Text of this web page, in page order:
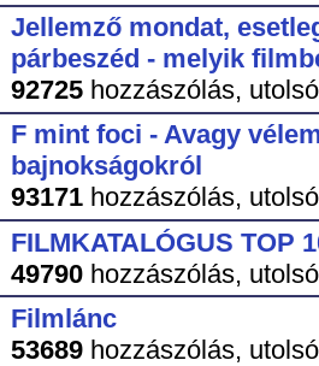
Jellemző mondat,
párbeszéd - melyik
92725hozzászólás,
F mint foci - Avagy
bajnokságokról
93171hozzászólás,
FILMKATALÓGUS TOP
49790hozzászólás,
Filmlánc
53689hozzászólás,